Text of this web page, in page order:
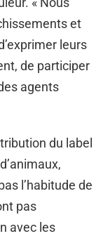
et
leurs
de participer
agents
du label
l’habitude de
pas
avec les